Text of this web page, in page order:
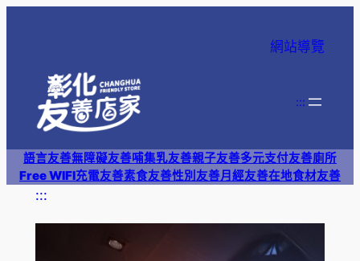
網站導覽
:::
語言友善無障礙友善哺集乳友善親子友善多元支付友善廁所
Free WIFI充電友善素食友善性別友善月經友善在地食材友善
:::